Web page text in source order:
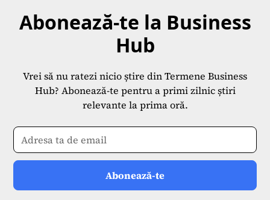
Abonează-te la Business
Hub
Vrei să nu ratezi nicio știre din Termene Business
Hub? Abonează-te pentru a primi zilnic știri
relevante la prima oră.